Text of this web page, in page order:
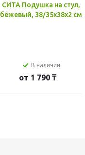
СИТА Подушка на стул,
бежевый, 38/35x38x2 см
В наличии
от 1 790 ₸